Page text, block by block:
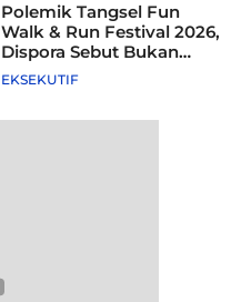
Polemik Tangsel Fun
Walk & Run Festival 2026,
Dispora Sebut Bukan
Agenda Pemkot
EKSEKUTIF